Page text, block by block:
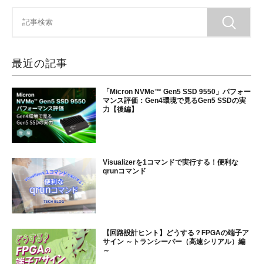
最近の記事
「Micron NVMe™ Gen5 SSD 9550」パフォー
マンス評価：Gen4環境で見るGen5 SSDの実
力【後編】
Visualizerを1コマンドで実行する！便利な
qrunコマンド
【回路設計ヒント】どうする？FPGAの端子ア
サイン ～トランシーバー（高速シリアル）編
～